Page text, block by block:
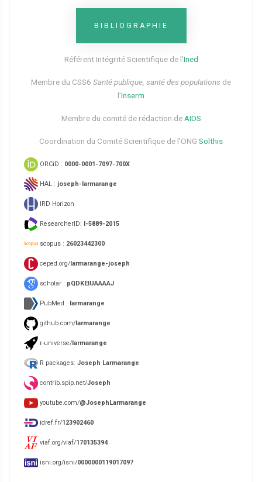
BIBLIOGRAPHIE
Référent Intégrité Scientifique de l’Ined
Membre du CSS6​ Santé publique, santé des populations de
l’Inserm
Membre du comité de rédaction de AIDS
Coordination du Comité Scientifique de l’ONG Solthis
ORCiD : 0000-0001-7097-700X
HAL : joseph-larmarange
IRD Horizon
ResearcherID: I-5889-2015
scopus : 26023442300
ceped.org/larmarange-joseph
scholar : pQDKEIUAAAAJ
PubMed : larmarange
github.com/larmarange
r-universe/larmarange
R packages: Joseph Larmarange
contrib.spip.net/Joseph
youtube.com/@JosephLarmarange
idref.fr/123902460
viaf.org/viaf/170135394
isni.org/isni/0000000119017097